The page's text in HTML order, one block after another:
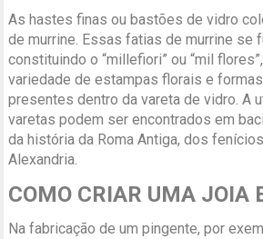
As hastes finas ou bastões de vidro
de murrine. Essas fatias de murrine se
constituindo o “millefiori” ou “mil
variedade de estampas florais e
presentes dentro da vareta de vidro. A
varetas podem ser encontrados em
da história da Roma Antiga, dos
Alexandria.
COMO CRIAR UMA JOIA
Na fabricação de um pingente, por